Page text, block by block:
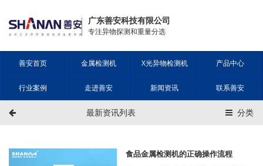
广东善安科技有限公司
专注异物探测和重量分选
善安首页 金属检测机 X光异物检测机 产品中心
行业案例 走进善安 新闻资讯 联系善安
最新资讯列表 分类
食品金属检测机的正确操作流程